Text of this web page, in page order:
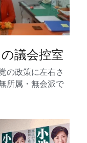
議会控室
の政策に左右さ
所属・無会派で